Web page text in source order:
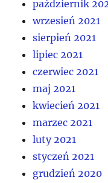
październik
wrzesień 2021
sierpień 2021
lipiec 2021
czerwiec 2021
maj 2021
kwiecień 2021
marzec 2021
luty 2021
styczeń 2021
grudzień 2020